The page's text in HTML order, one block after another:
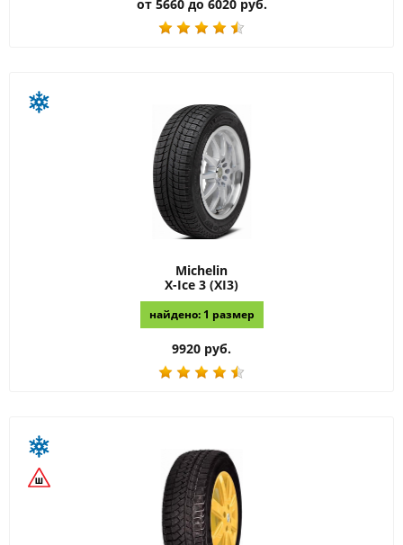
от 5660 до 6020 руб.
Michelin
X-Ice 3 (XI3)
найдено: 1 размер
9920 руб.